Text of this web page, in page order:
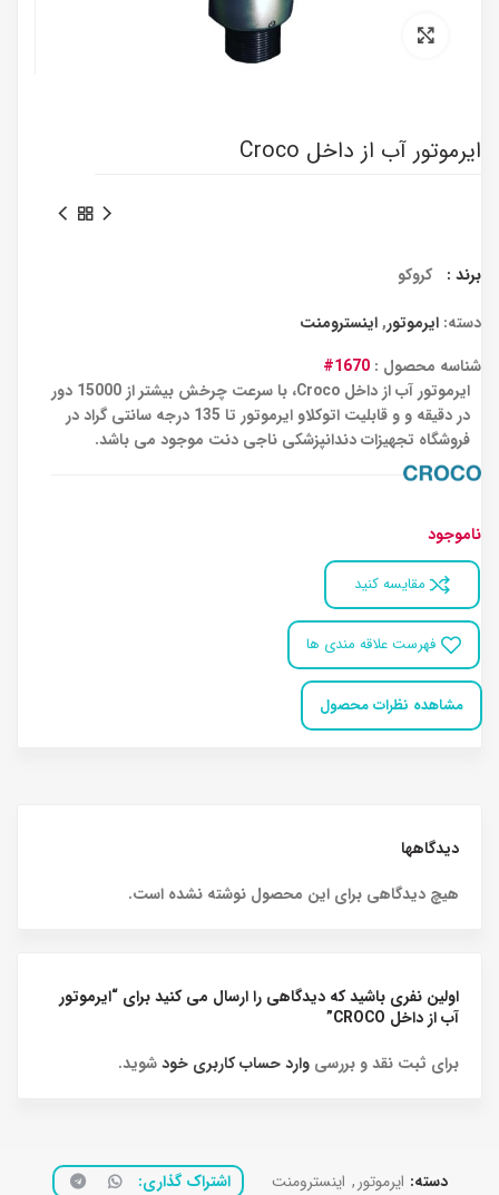
برای بزرگنمایی کلیک کنید
ایرموتور آب از داخل Croco
برند :
کروکو
دسته: ایرموتور,اینسترومنت
شناسه محصول : 1670#
ایرموتور آب از داخل Croco، با سرعت چرخش بیشتر از 15000 دور
در دقیقه و و قابلیت اتوکلاو ایرموتور تا 135 درجه سانتی گراد در
فروشگاه تجهیزات دندانپزشکی ناجی دنت موجود می باشد.
ناموجود
مقایسه کنید
فهرست علاقه مندی ها
مشاهده نظرات محصول
دیدگاهها
هیچ دیدگاهی برای این محصول نوشته نشده است.
اولین نفری باشید که دیدگاهی را ارسال می کنید برای “ایرموتور
آب از داخل CROCO”
برای ثبت نقد و بررسی وارد حساب کاربری خودشوید.
دسته: ایرموتور, اینسترومنت اشتراک گذاری